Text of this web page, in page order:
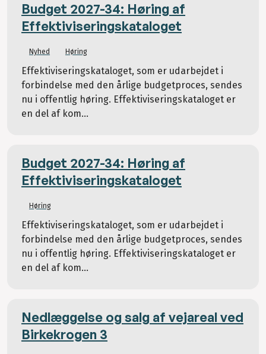
Budget 2027-34: Høring af
Effektiviseringskataloget
Nyhed Høring
Effektiviseringskataloget, som er udarbejdet i
forbindelse med den årlige budgetproces, sendes
nu i offentlig høring. Effektiviseringskataloget er
en del af kom...
Budget 2027-34: Høring af
Effektiviseringskataloget
Høring
Effektiviseringskataloget, som er udarbejdet i
forbindelse med den årlige budgetproces, sendes
nu i offentlig høring. Effektiviseringskataloget er
en del af kom...
Nedlæggelse og salg af vejareal ved
Birkekrogen 3